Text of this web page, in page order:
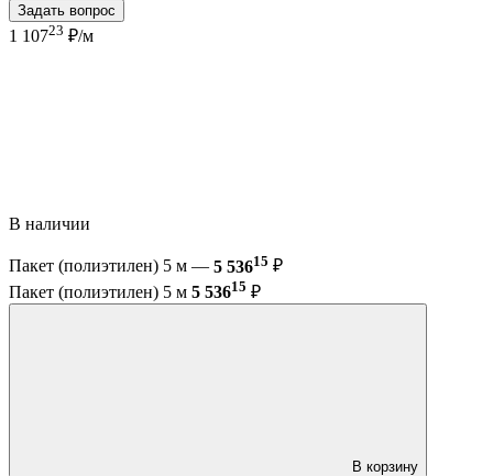
Задать вопрос
1 10723 ₽/м
В наличии
Пакет (полиэтилен) 5 м — 5 53615 ₽
Пакет (полиэтилен) 5 м 5 53615 ₽
В корзину